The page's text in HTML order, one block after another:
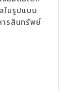
ในรูปแบบ
ารสินทรัพย์